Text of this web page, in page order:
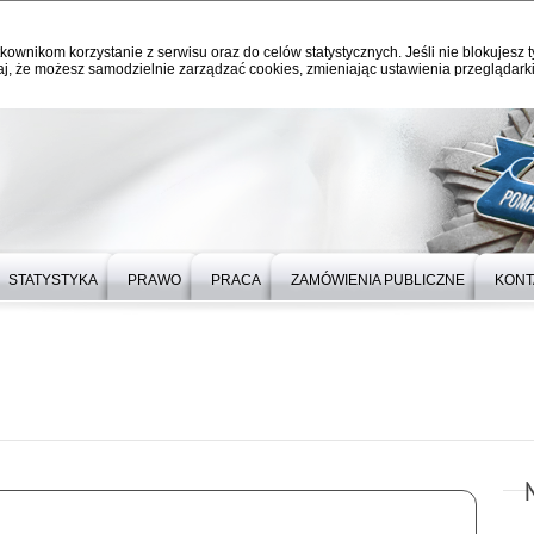
korzystanie z serwisu oraz do celów statystycznych. Jeśli nie blokujesz
że możesz samodzielnie zarządzać cookies, zmieniając ustawienia
STATYSTYKA PRAWO PRACA ZAMÓWIENIA PUBLICZNE